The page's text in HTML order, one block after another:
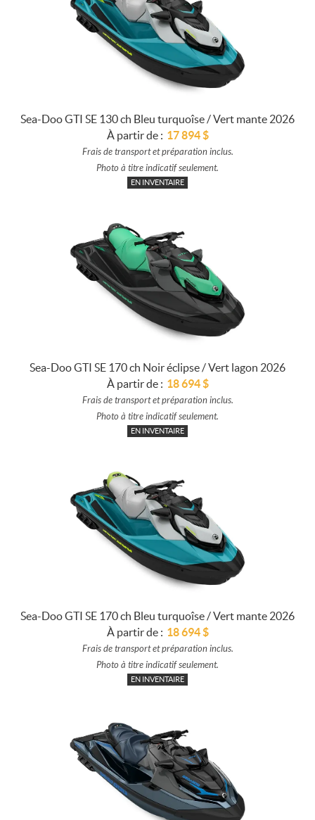
Sea-Doo GTI SE 130 ch Bleu turquoîse / Vert mante 2026
À partir de : 17 894$
Frais de transport et préparation inclus.
Photo à titre indicatif seulement.
EN INVENTAIRE
Sea-Doo GTI SE 170 ch Noir éclipse / Vert lagon 2026
À partir de : 18 694$
Frais de transport et préparation inclus.
Photo à titre indicatif seulement.
EN INVENTAIRE
Sea-Doo GTI SE 170 ch Bleu turquoîse / Vert mante 2026
À partir de : 18 694$
Frais de transport et préparation inclus.
Photo à titre indicatif seulement.
EN INVENTAIRE